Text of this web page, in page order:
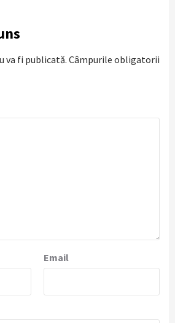
va fi publicată. Câmpurile obligatorii
Email